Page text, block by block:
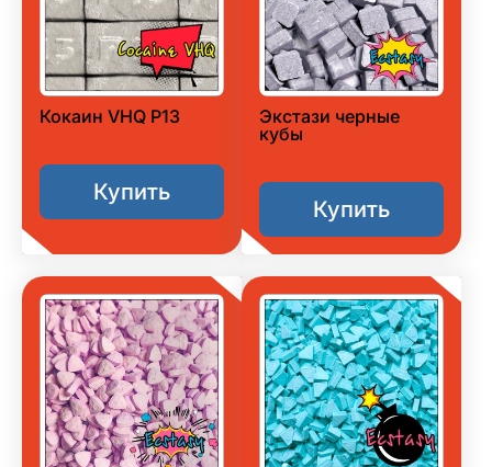
Кокаин VHQ P13
Купить
Экстази черные
кубы
Купить